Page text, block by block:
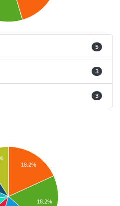
5
3
3
18.2%
18.2%